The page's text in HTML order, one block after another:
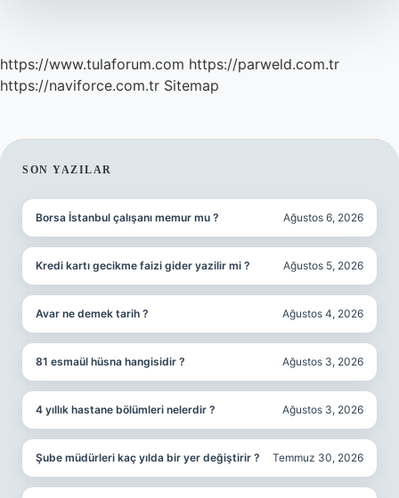
https://www.tulaforum.com https://parweld.com.tr
https://naviforce.com.tr Sitemap
SIDEBAR
SON YAZILAR
Borsa İstanbul çalışanı memur mu ? Ağustos 6, 2026
Kredi kartı gecikme faizi gider yazilir mi ? Ağustos 5, 2026
Avar ne demek tarih ? Ağustos 4, 2026
81 esmaül hüsna hangisidir ? Ağustos 3, 2026
4 yıllık hastane bölümleri nelerdir ? Ağustos 3, 2026
Şube müdürleri kaç yılda bir yer değiştirir ? Temmuz 30, 2026